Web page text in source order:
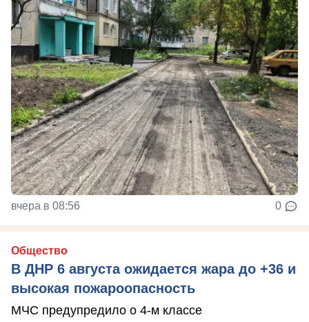
вчера в 08:56 0
Общество
В ДНР 6 августа ожидается жара до +36 и
высокая пожароопасность
МЧС предупредило о 4-м классе